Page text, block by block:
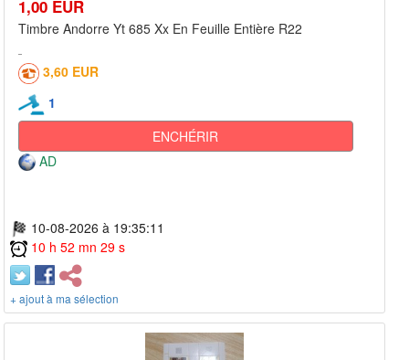
1,00 EUR
Timbre Andorre Yt 685 Xx En Feuille Entière R22
3,60 EUR
1
ENCHÉRIR
AD
10-08-2026 à 19:35:11
10 h 52 mn 29 s
+ ajout à ma sélection